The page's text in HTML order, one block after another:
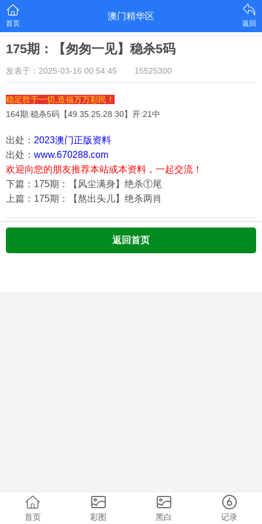
首页
澳门精华区
返回
175期：【匆匆一见】稳杀5码
发表于：2025-03-16 00:54:45 15525300
稳定胜于一切,造福万万彩民！
164期:稳杀5码【49.35.25.28.30】开:21中
出处： 2023澳门正版资料
出处： www.670288.com
欢迎向您的朋友推荐本站或本资料，一起交流！
下篇：175期：【风尘满身】绝杀①尾
上篇：175期：【熬出头儿】绝杀两肖
返回首页
首页 彩图 黑白 记录